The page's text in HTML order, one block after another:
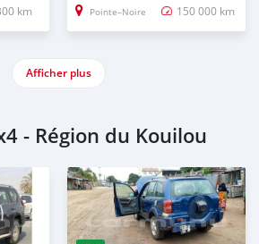
km Pointe–Noire 150 000 km
Afficher plus
- Région du Kouilou